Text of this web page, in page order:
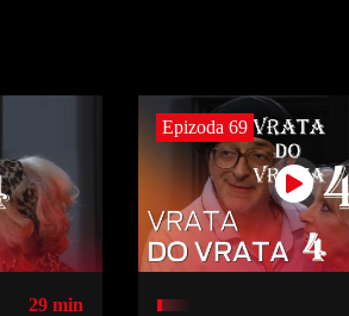
29 min
Epizoda 69